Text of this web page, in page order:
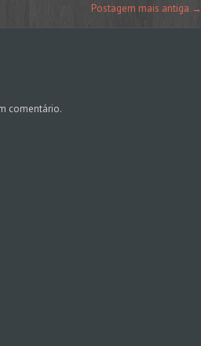
Postagem mais antiga →
comentário.